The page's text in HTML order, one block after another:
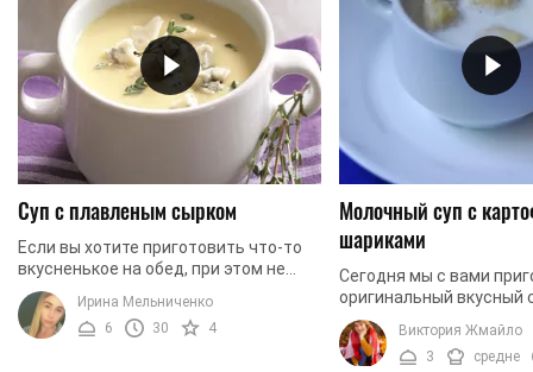
Суп с плавленым сырком
Если вы хотите приготовить что-то
вкусненькое на обед, при этом не
тратя много времени у плиты, можно
сделать суп с плавленным сырком.
Такой вариант ...
Ирина Мельниченко
6
30 4
Молочный суп с
шариками
Сегодня мы с вами
оригинальный вкусный
будет состоять из
молочной основы и
шариков. Приготовить ...
Виктория Жмайло
3
средне